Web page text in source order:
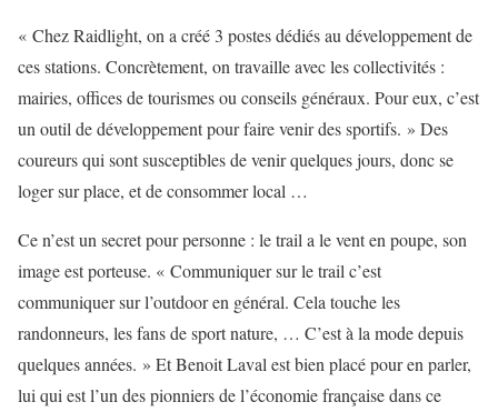
« Chez Raidlight, on a créé 3 postes dédiés au développement de
ces stations. Concrètement, on travaille avec les collectivités :
mairies, offices de tourismes ou conseils généraux. Pour eux, c’est
un outil de développement pour faire venir des sportifs. » Des
coureurs qui sont susceptibles de venir quelques jours, donc se
loger sur place, et de consommer local …
Ce n’est un secret pour personne : le trail a le vent en poupe, son
image est porteuse. « Communiquer sur le trail c’est
communiquer sur l’outdoor en général. Cela touche les
randonneurs, les fans de sport nature, … C’est à la mode depuis
quelques années. » Et Benoit Laval est bien placé pour en parler,
lui qui est l’un des pionniers de l’économie française dans ce